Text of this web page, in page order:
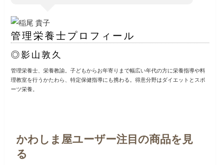
管理栄養士プロフィール
◎影山敦久
管理栄養士、栄養教諭。子どもからお年寄りまで幅広い年代の方に栄養指導や料
理教室を行うかたわら、特定保健指導にも携わる。得意分野はダイエットとスポ
ーツ栄養。
かわしま屋ユーザー注目の商品を見
る